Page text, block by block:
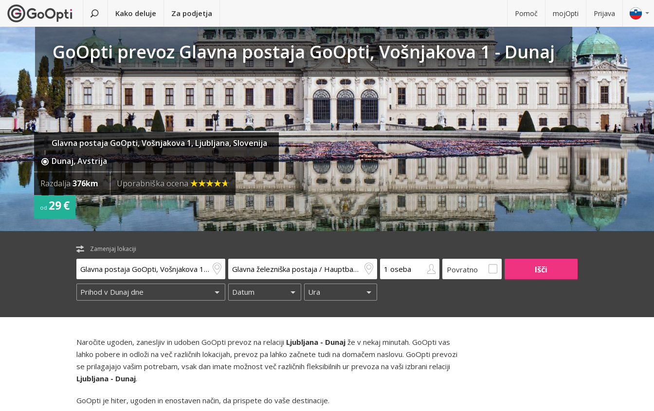
Kako deluje Za podjetja Pomoč mojOpti Prijava
GoOpti prevoz Glavna postaja GoOpti, Vošnjakova 1 - Dunaj
Glavna postaja GoOpti, Vošnjakova 1, Ljubljana, Slovenija
Dunaj, Avstrija
Razdalja376km Uporabniška ocena
od 29 €
Zamenjaj lokaciji
Povratno
Naročite ugoden, zanesljiv in udoben GoOpti prevoz na relaciji Ljubljana - Dunaj že v nekaj minutah. GoOpti vas
lahko pobere in odloži na več različnih lokacijah, prevoz pa lahko začnete tudi na domačem naslovu. GoOpti prevozi
se prilagajajo vašim potrebam, vsak dan imate možnost več različnih fleksibilnih ur prevoza na vaši izbrani relaciji
Ljubljana - Dunaj.
GoOpti je hiter, ugoden in enostaven način, da prispete do vaše destinacije.